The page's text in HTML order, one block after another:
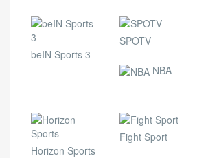
beIN Sports 3
SPOTV
NBA
Horizon Sports
Fight Sport